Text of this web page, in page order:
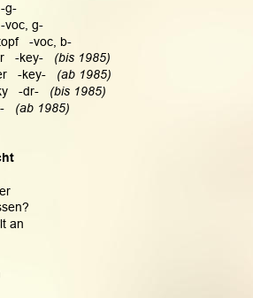
g-
voc, g-
-voc, b-
-key- (bis 1985)
-key-
(ab 1985)
-dr-
(bis 1985)
(ab 1985)
an